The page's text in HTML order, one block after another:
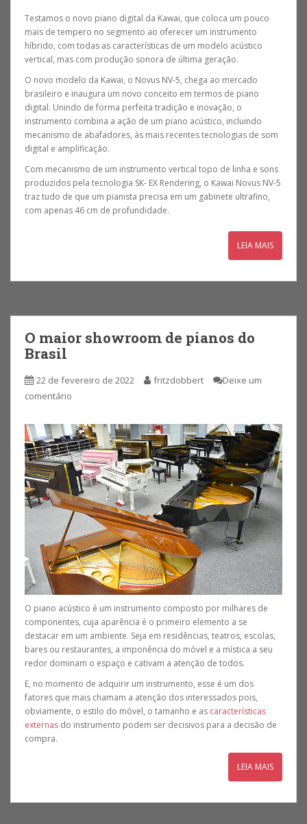
Testamos o novo piano digital da Kawai, que coloca um pouco
mais de tempero no segmento ao oferecer um instrumento
híbrido, com todas as características de um modelo acústico
vertical, mas com produção sonora de última geração.
O novo modelo da Kawai, o Novus NV-5, chega ao mercado
brasileiro e inaugura um novo conceito em termos de piano
digital. Unindo de forma perfeita tradição e inovação, o
instrumento combina a ação de um piano acústico, incluindo
mecanismo de abafadores, às mais recentes tecnologias de som
digital e amplificação.
Com mecanismo de um instrumento vertical topo de linha e sons
produzidos pela tecnologia SK- EX Rendering, o Kawai Novus NV-5
traz tudo de que um pianista precisa em um gabinete ultrafino,
com apenas 46 cm de profundidade.
LEIA MAIS
O maior showroom de pianos do
Brasil
22 de fevereiro de 2022 fritzdobbert
Deixe um
comentário
O piano acústico é um instrumento composto por milhares de
componentes, cuja aparência é o primeiro elemento a se
destacar em um ambiente. Seja em residências, teatros, escolas,
bares ou restaurantes, a imponência do móvel e a mística a seu
redor dominam o espaço e cativam a atenção de todos.
E, no momento de adquirir um instrumento, esse é um dos
fatores que mais chamam a atenção dos interessados pois,
obviamente, o estilo do móvel, o tamanho e as características
externas do instrumento podem ser decisivos para a decisão de
compra.
LEIA MAIS